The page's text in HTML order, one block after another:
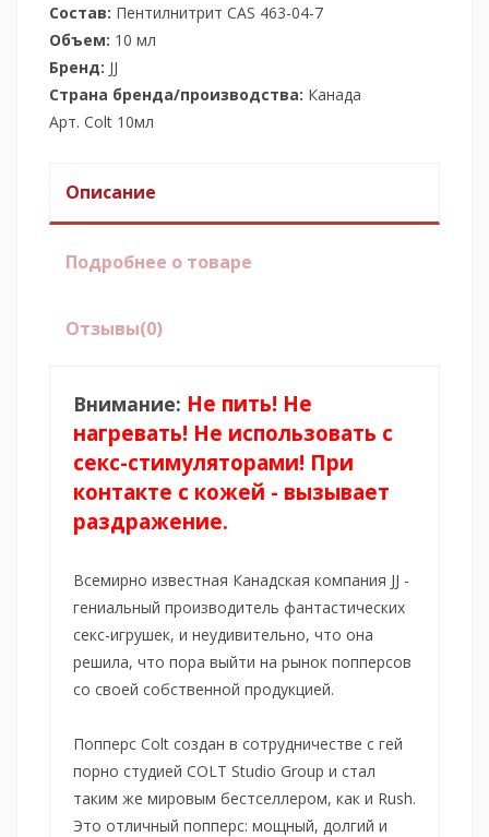
Состав: Пентилнитрит CAS 463-04-7
Объем: 10 мл
Бренд: JJ
Страна бренда/производства: Канада
Арт. Colt 10мл
Описание
Подробнее о товаре
Отзывы(0)
Внимание: Не пить! Не
нагревать! Не использовать с
секс-стимуляторами! При
контакте с кожей - вызывает
раздражение.
Всемирно известная Канадская компания JJ -
гениальный производитель фантастических
секс-игрушек, и неудивительно, что она
решила, что пора выйти на рынок попперсов
со своей собственной продукцией.
Попперс Colt создан в сотрудничестве с гей
порно студией COLT Studio Group и стал
таким же мировым бестселлером, как и Rush.
Это отличный попперс: мощный, долгий и